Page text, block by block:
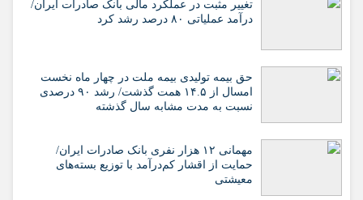
تغییر مثبت در عملکرد مالی بانک صادرات ایران/
درآمد عملیاتی ۸۰ درصد رشد کرد
حق بیمه تولیدی بیمه ملت در چهار ماه نخست
امسال از ۱۴.۵ همت گذشت/ رشد ۹۰ درصدی
نسبت به مدت مشابه سال گذشته
مهمانی ۱۲ هزار نفری بانک صادرات ایران/
حمایت از اقشار کم‌درآمد با توزیع بسته‌های
معیشتی